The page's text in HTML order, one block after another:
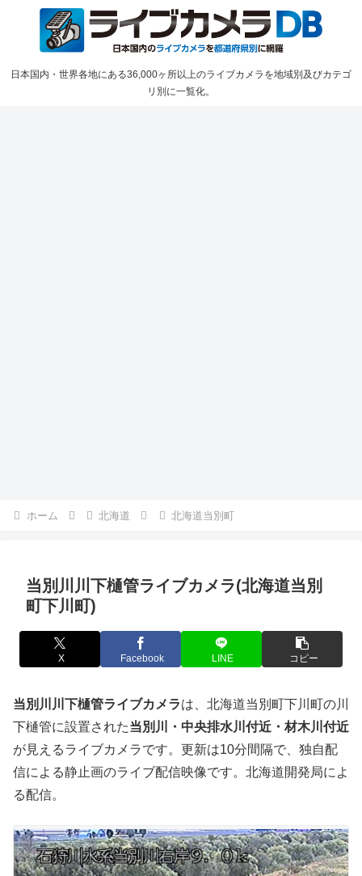
日本国内・世界各地にある36,000ヶ所以上のライブカメラを地域別及びカテゴ
リ別に一覧化。
ホーム 北海道 北海道当別町
当別川川下樋管ライブカメラ(北海道当別
町下川町)
X Facebook LINE コピー
当別川川下樋管ライブカメラは、北海道当別町下川町の川
下樋管に設置された当別川・中央排水川付近・材木川付近
が見えるライブカメラです。更新は10分間隔で、独自配
信による静止画のライブ配信映像です。北海道開発局によ
る配信。